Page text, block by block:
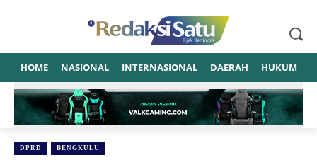
HOME NASIONAL INTERNASIONAL DAERAH HUKUM
DPRD BENGKULU